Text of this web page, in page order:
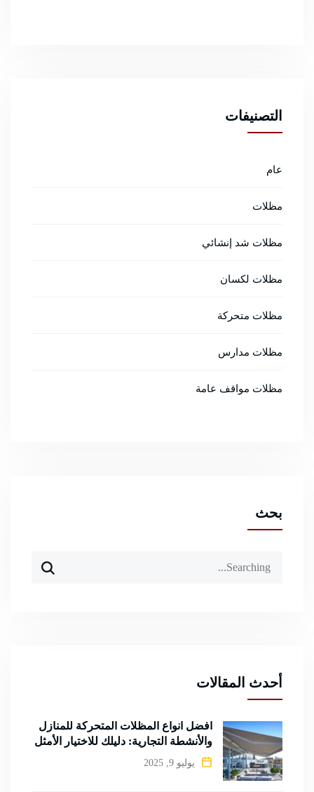
التصنيفات
عام
مظلات
مظلات شد إنشائي
مظلات لكسان
مظلات متحركة
مظلات مدارس
مظلات مواقف عامة
بحث
أحدث المقالات
أفضل أنواع المظلات المتحركة للمنازل
والأنشطة التجارية: دليلك للاختيار الأمثل
يوليو 9, 2025